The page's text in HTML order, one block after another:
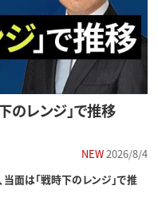
のレンジ」で推移
NEW2026/8/4
当面は「戦時下のレンジ」で推